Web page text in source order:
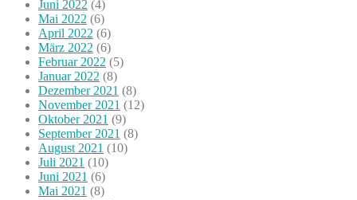
Juni 2022 (4)
Mai 2022 (6)
April 2022 (6)
März 2022 (6)
Februar 2022 (5)
Januar 2022 (8)
Dezember 2021 (8)
November 2021 (12)
Oktober 2021 (9)
September 2021 (8)
August 2021 (10)
Juli 2021 (10)
Juni 2021 (6)
Mai 2021 (8)